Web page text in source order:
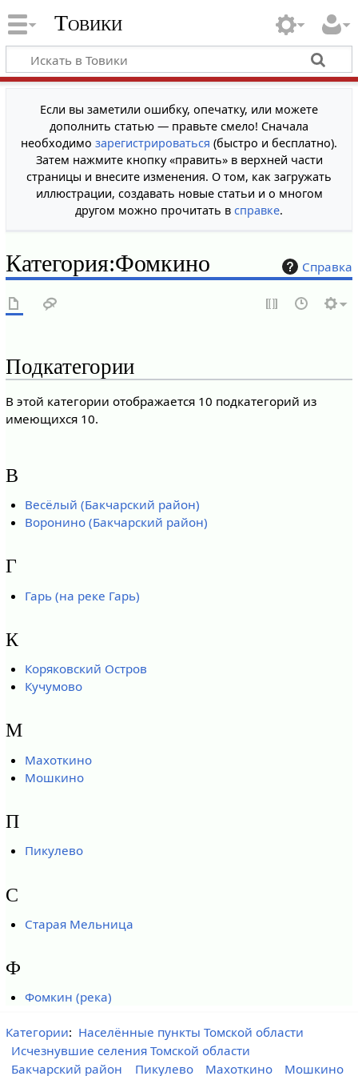
Товики
Если вы заметили ошибку, опечатку, или можете
дополнить статью — правьте смело! Сначала
необходимо зарегистрироваться (быстро и бесплатно).
Затем нажмите кнопку «править» в верхней части
страницы и внесите изменения. О том, как загружать
иллюстрации, создавать новые статьи и о многом
другом можно прочитать в справке.
Справка
Категория:Фомкино
Подкатегории
В этой категории отображается 10 подкатегорий из
имеющихся 10.
В
Весёлый (Бакчарский район)
Воронино (Бакчарский район)
Г
Гарь (на реке Гарь)
К
Коряковский Остров
Кучумово
М
Махоткино
Мошкино
П
Пикулево
С
Старая Мельница
Ф
Фомкин (река)
Категории: Населённые пункты Томской области
Исчезнувшие селения Томской области
Бакчарский район
Пикулево Махоткино Мошкино